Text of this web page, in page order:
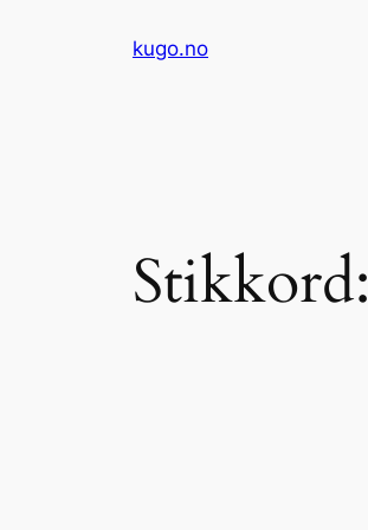
kugo.no
Stikkord: